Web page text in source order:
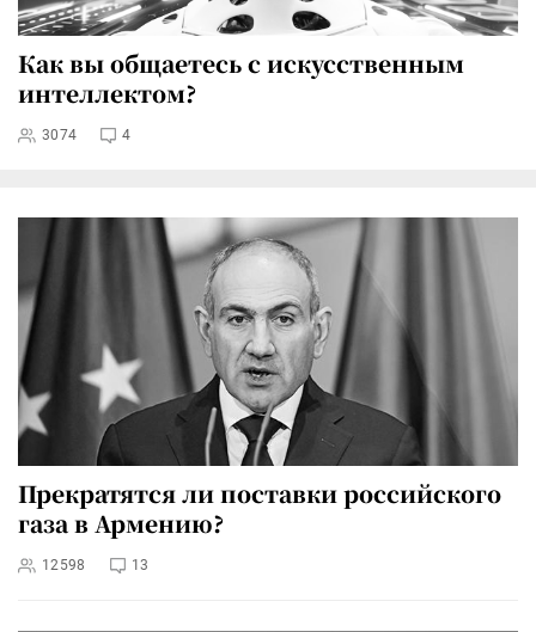
Как вы общаетесь с искусственным
интеллектом?
3074 4
Прекратятся ли поставки российского
газа в Армению?
12598 13